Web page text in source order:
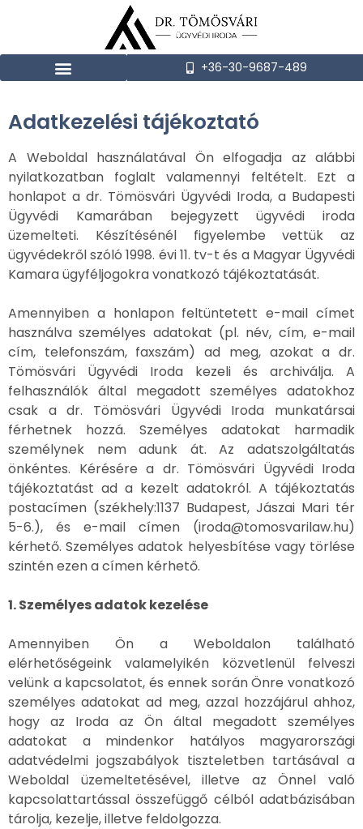
+36-30-9687-489
Adatkezelési tájékoztató
A Weboldal használatával Ön elfogadja az alábbi
nyilatkozatban foglalt valamennyi feltételt. Ezt a
honlapot a dr. Tömösvári Ügyvédi Iroda, a Budapesti
Ügyvédi Kamarában bejegyzett ügyvédi iroda
üzemelteti. Készítésénél figyelembe vettük az
ügyvédekről szóló 1998. évi 11. tv-t és a Magyar Ügyvédi
Kamara ügyféljogokra vonatkozó tájékoztatását.
Amennyiben a honlapon feltüntetett e-mail címet
használva személyes adatokat (pl. név, cím, e-mail
cím, telefonszám, faxszám) ad meg, azokat a dr.
Tömösvári Ügyvédi Iroda kezeli és archiválja. A
felhasználók által megadott személyes adatokhoz
csak a dr. Tömösvári Ügyvédi Iroda munkatársai
férhetnek hozzá. Személyes adatokat harmadik
személynek nem adunk át. Az adatszolgáltatás
önkéntes. Kérésére a dr. Tömösvári Ügyvédi Iroda
tájékoztatást ad a kezelt adatokról. A tájékoztatás
postacímen (székhely:1137 Budapest, Jászai Mari tér
5-6.), és e-mail címen (iroda@tomosvarilaw.hu)
kérhető. Személyes adatok helyesbítése vagy törlése
szintén ezen a címen kérhető.
1. Személyes adatok kezelése
Amennyiben Ön a Weboldalon található
elérhetőségeink valamelyikén közvetlenül felveszi
velünk a kapcsolatot, és ennek során Önre vonatkozó
személyes adatokat ad meg, azzal hozzájárul ahhoz,
hogy az Iroda az Ön által megadott személyes
adatokat a mindenkor hatályos magyarországi
adatvédelmi jogszabályok tiszteletben tartásával a
Weboldal üzemeltetésével, illetve az Önnel való
kapcsolattartással összefüggő célból adatbázisában
tárolja, kezelje, illetve feldolgozza.